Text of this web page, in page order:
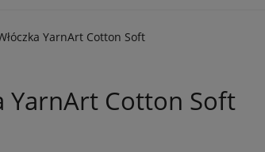
YarnArt Cotton Soft
YarnArt Cotton Soft